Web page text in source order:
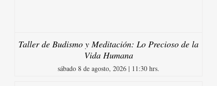
Taller de Budismo y Meditación: Lo Precioso de la
Vida Humana
sábado 8 de agosto, 2026 | 11:30 hrs.